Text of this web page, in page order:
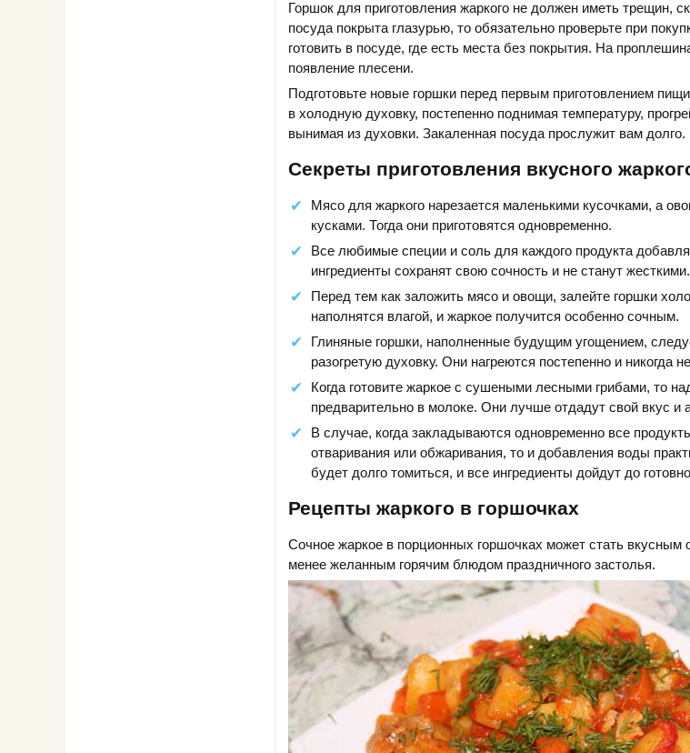
Горшок для приготовления жаркого не должен иметь трещин,
посуда покрыта глазурью, то обязательно проверьте при
готовить в посуде, где есть места без покрытия. На
появление плесени.
Подготовьте новые горшки перед первым приготовлением
в холодную духовку, постепенно поднимая температуру,
вынимая из духовки. Закаленная посуда прослужит вам долго.
Секреты приготовления вкусного
Мясо для жаркого нарезается маленькими кусочками, а
кусками. Тогда они приготовятся одновременно.
Все любимые специи и соль для каждого продукта
ингредиенты сохранят свою сочность и не станут жесткими.
Перед тем как заложить мясо и овощи, залейте горшки
наполнятся влагой, и жаркое получится особенно сочным.
Глиняные горшки, наполненные будущим угощением,
разогретую духовку. Они нагреются постепенно и никогда
Когда готовите жаркое с сушеными лесными грибами, то
предварительно в молоке. Они лучше отдадут свой вкус и
В случае, когда закладываются одновременно все
отваривания или обжаривания, то и добавления воды
будет долго томиться, и все ингредиенты дойдут до
Рецепты жаркого в горшочках
Сочное жаркое в порционных горшочках может стать вкусным
менее желанным горячим блюдом праздничного застолья.